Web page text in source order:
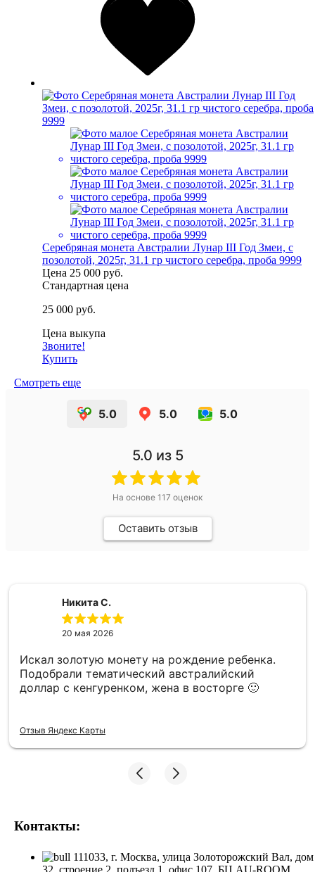
Серебряная монета Австралии Лунар III Год Змеи, с
позолотой, 2025г, 31.1 гр чистого серебра, проба 9999
Цена 25 000 руб.
Стандартная цена
25 000 руб.
Цена выкупа
Звоните!
Купить
Смотреть еще
5.0 5.0 5.0
5.0 из 5
На основе 117 оценок
Оставить отзыв
Никита С.
20 мая 2026
Искал золотую монету на рождение ребенка.
Подобрали тематический австралийский
доллар с кенгуренком, жена в восторге 🙂
Отзыв Яндекс Карты
Контакты:
111033, г. Москва, улица Золоторожский Вал, дом
32, строение 2, подъезд 1, офис 107, БЦ AU-ROOM